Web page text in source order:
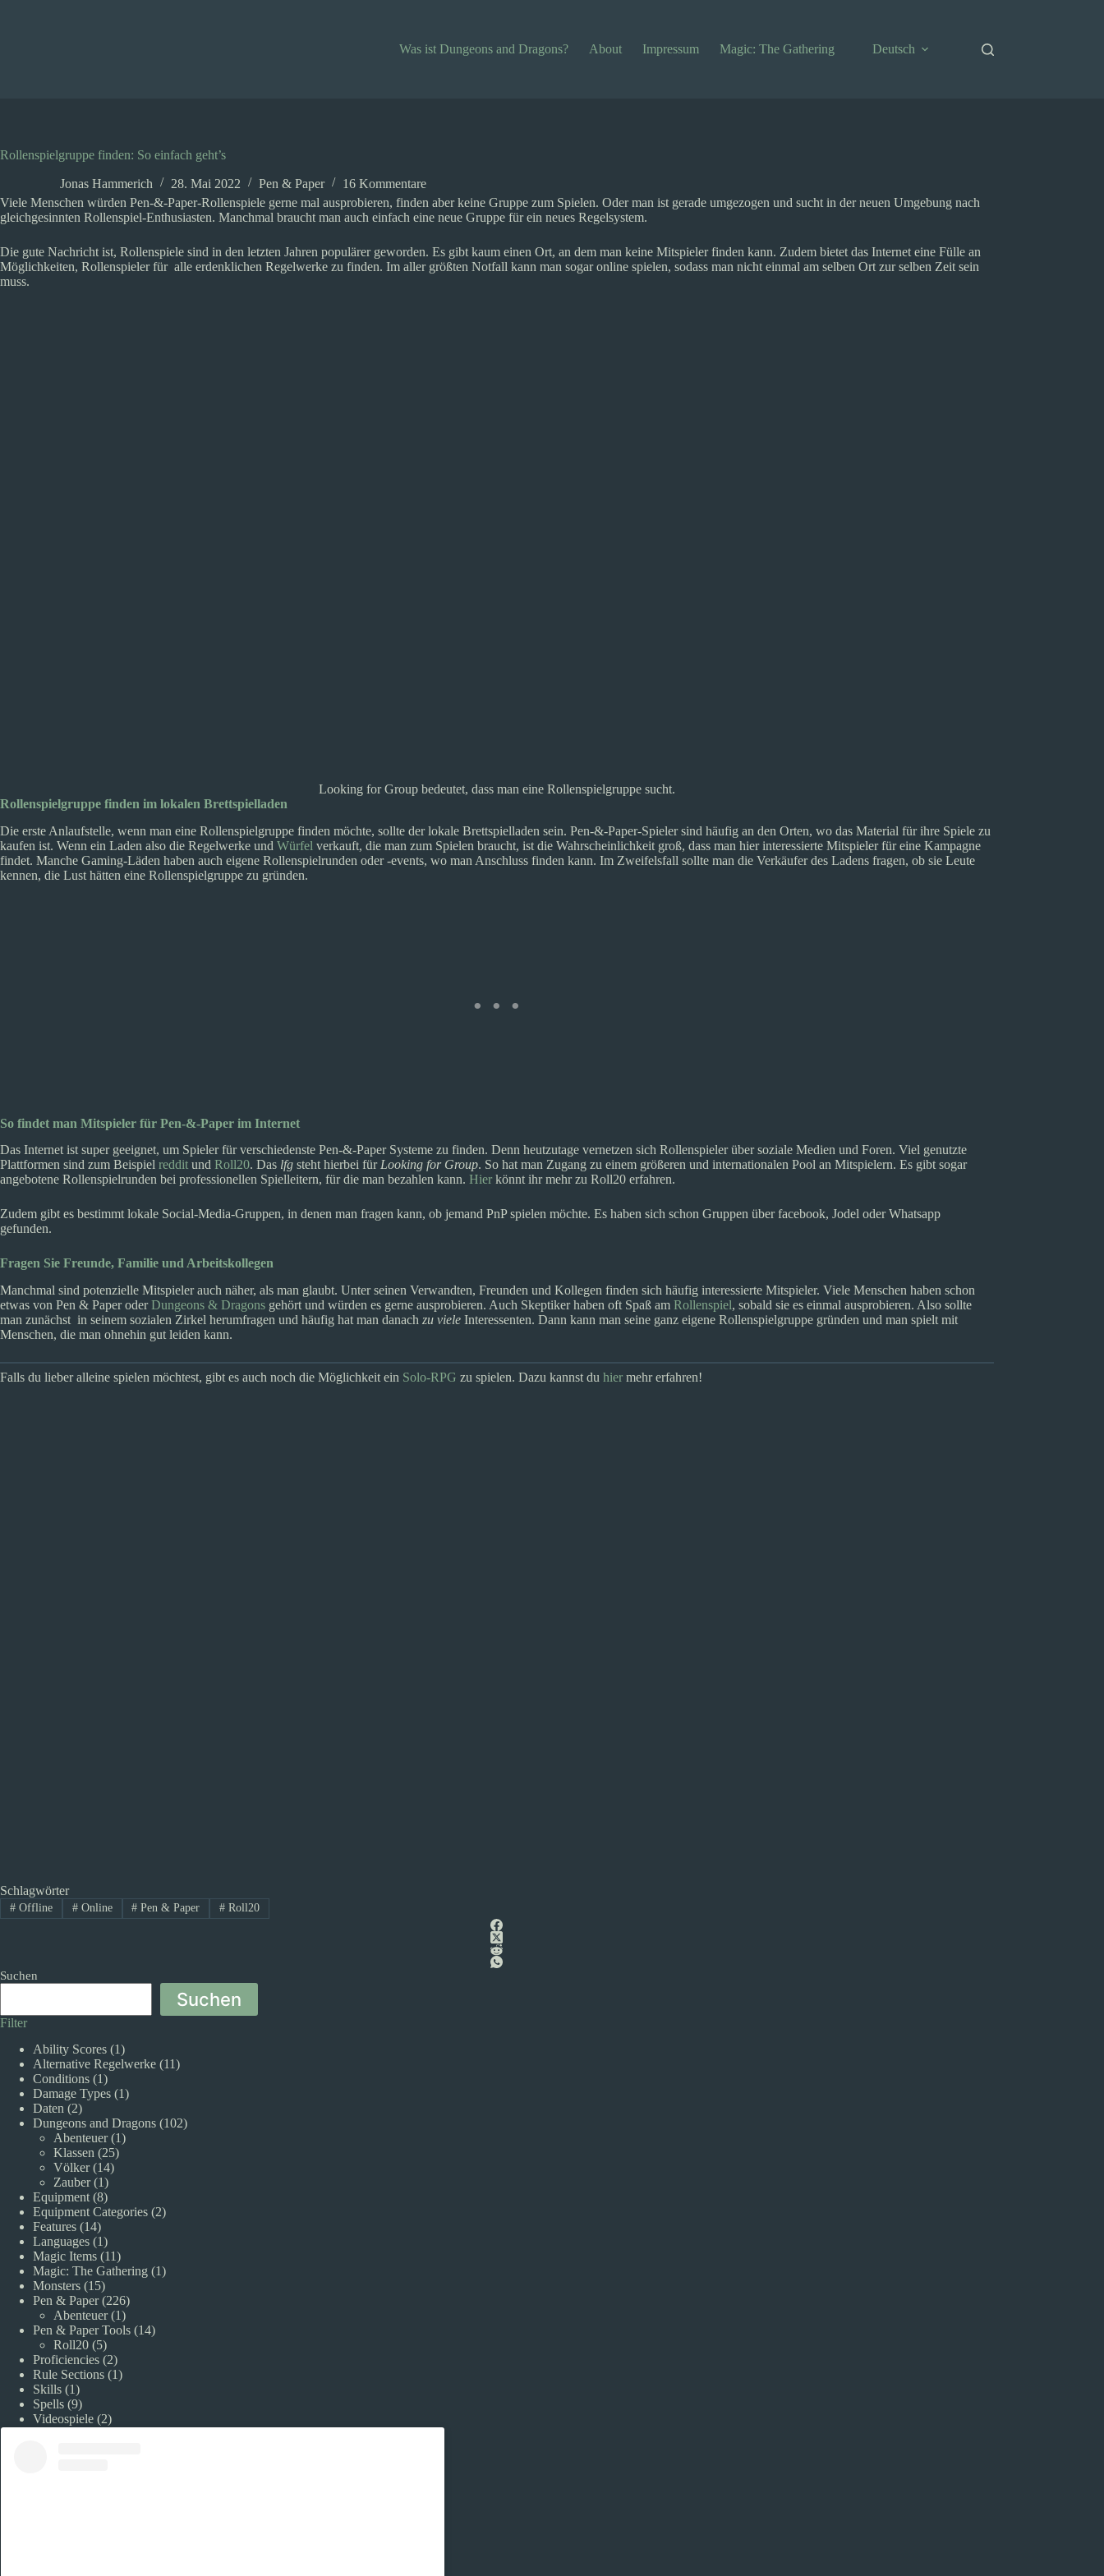
Was ist Dungeons and Dragons?
About Impressum Magic: The Gathering Deutsch
Rollenspielgruppe finden: So einfach geht’s
Jonas Hammerich 28. Mai 2022 Pen & Paper
16 Kommentare
Viele Menschen würden Pen-&-Paper-Rollenspiele gerne mal ausprobieren, finden aber keine Gruppe zum Spielen. Oder man ist gerade umgezogen und sucht in der neuen Umgebung nach
gleichgesinnten Rollenspiel-Enthusiasten. Manchmal braucht man auch einfach eine neue Gruppe für ein neues Regelsystem.
Die gute Nachricht ist, Rollenspiele sind in den letzten Jahren populärer geworden. Es gibt kaum einen Ort, an dem man keine Mitspieler finden kann. Zudem bietet das Internet eine Fülle an
Möglichkeiten, Rollenspieler für alle erdenklichen Regelwerke zu finden. Im aller größten Notfall kann man sogar online spielen, sodass man nicht einmal am selben Ort zur selben Zeit sein
muss.
Looking for Group bedeutet, dass man eine Rollenspielgruppe sucht.
Rollenspielgruppe finden im lokalen Brettspielladen
Die erste Anlaufstelle, wenn man eine Rollenspielgruppe finden möchte, sollte der lokale Brettspielladen sein. Pen-&-Paper-Spieler sind häufig an den Orten, wo das Material für ihre Spiele zu
kaufen ist. Wenn ein Laden also die Regelwerke und Würfel verkauft, die man zum Spielen braucht, ist die Wahrscheinlichkeit groß, dass man hier interessierte Mitspieler für eine Kampagne
findet. Manche Gaming-Läden haben auch eigene Rollenspielrunden oder -events, wo man Anschluss finden kann. Im Zweifelsfall sollte man die Verkäufer des Ladens fragen, ob sie Leute
kennen, die Lust hätten eine Rollenspielgruppe zu gründen.
So findet man Mitspieler für Pen-&-Paper im Internet
Das Internet ist super geeignet, um Spieler für verschiedenste Pen-&-Paper Systeme zu finden. Denn heutzutage vernetzen sich Rollenspieler über soziale Medien und Foren. Viel genutzte
Plattformen sind zum Beispiel reddit und Roll20. Das lfg steht hierbei fürLooking for Group. So hat man Zugang zu einem größeren und internationalen Pool an Mitspielern. Es gibt sogar
angebotene Rollenspielrunden bei professionellen Spielleitern, für die man bezahlen kann. Hier könnt ihr mehr zu Roll20 erfahren.
Zudem gibt es bestimmt lokale Social-Media-Gruppen, in denen man fragen kann, ob jemand PnP spielen möchte. Es haben sich schon Gruppen über facebook, Jodel oder Whatsapp
gefunden.
Fragen Sie Freunde, Familie und Arbeitskollegen
Manchmal sind potenzielle Mitspieler auch näher, als man glaubt. Unter seinen Verwandten, Freunden und Kollegen finden sich häufig interessierte Mitspieler. Viele Menschen haben schon
etwas von Pen & Paper oderDungeons & Dragons gehört und würden es gerne ausprobieren. Auch Skeptiker haben oft Spaß am Rollenspiel, sobald sie es einmal ausprobieren. Also sollte
man zunächst in seinem sozialen Zirkel herumfragen und häufig hat man danach zu viele Interessenten. Dann kann man seine ganz eigene Rollenspielgruppe gründen und man spielt mit
Menschen, die man ohnehin gut leiden kann.
Falls du lieber alleine spielen möchtest, gibt es auch noch die Möglichkeit ein Solo-RPG zu spielen. Dazu kannst du hier mehr erfahren!
Schlagwörter
#Offline #Online # Pen & Paper # Roll20
Suchen
Suchen
Filter
Ability Scores (1)
Alternative Regelwerke (11)
Conditions (1)
Damage Types (1)
Daten (2)
Dungeons and Dragons (102)
Abenteuer(1)
Klassen (25)
Völker(14)
Zauber(1)
Equipment (8)
Equipment Categories (2)
Features (14)
Languages (1)
Magic Items (11)
Magic: The Gathering (1)
Monsters (15)
Pen & Paper(226)
Abenteuer(1)
Pen & Paper Tools (14)
Roll20 (5)
Proficiencies (2)
Rule Sections (1)
Skills (1)
Spells (9)
Videospiele (2)